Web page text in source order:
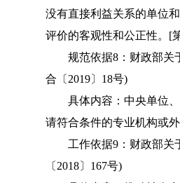
没有直接利益关系的单位
评价的客观性和公正性。[
规范依据8：财政部关于
合〔2019〕18号)
具体内容：中央单位、
请符合条件的专业机构或
工作依据9：财政部关于
〔2018〕167号)